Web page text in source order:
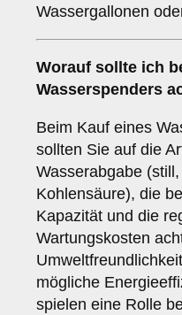
Wassergallonen
Worauf sollte ich
Wasserspenders
Beim Kauf eines
sollten Sie auf die
Wasserabgabe
Kohlensäure), die
Kapazität und die
Wartungskosten
mögliche
spielen eine Rolle